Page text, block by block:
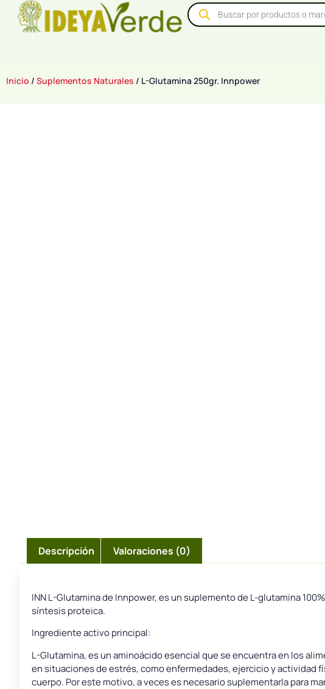
Inicio / Suplementos Naturales / L-Glutamina 250gr. Innpower
Descripción Valoraciones (0)
INN L-Glutamina de Innpower, es un suplemento de L-glutamina
síntesis proteica.
Ingrediente activo principal:
L-Glutamina, es un aminoácido esencial que se encuentra en los
en situaciones de estrés, como enfermedades, ejercicio y actividad
cuerpo. Por este motivo, a veces es necesario suplementarla para